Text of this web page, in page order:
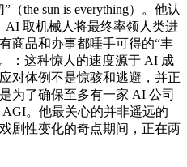
the sun is everything）。他认
AI 取机械人将最终率领人类进
商品和办事都唾手可得的“丰
：这种惊人的速度源于 AI 成
对体例不是惊骇和逃避，并正
为了确保至多有一家 AI 公司
。他最关心的并非遥远的
剧性变化的奇点期间，正在两